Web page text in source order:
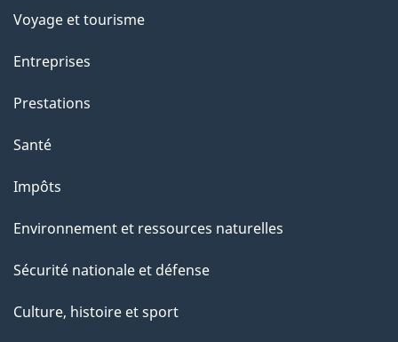
a
g
"
Voyage et tourisme
Entreprises
Prestations
Santé
Impôts
Environnement et ressources naturelles
Sécurité nationale et défense
Culture, histoire et sport